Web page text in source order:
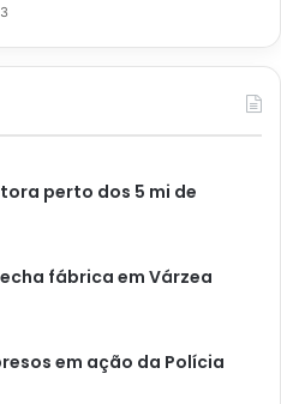
perto dos 5 mi de
fábrica em Várzea
em ação da Polícia